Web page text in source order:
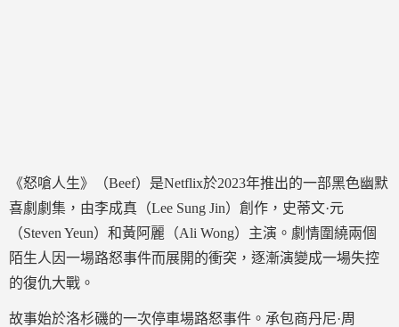
《怒嗆人生》（Beef）是Netflix於2023年推出的一部黑色幽默
喜劇劇集，由李成真（Lee Sung Jin）創作，史蒂文·元
（Steven Yeun）和黃阿麗（Ali Wong）主演。劇情圍繞兩個
陌生人因一場路怒事件而展開的衝突，逐漸演變成一場失控
的復仇大戰。
故事始於洛杉磯的一次停車場路怒事件。承包商丹尼·周